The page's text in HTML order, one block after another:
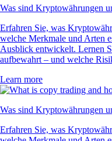
Was sind Kryptowährungen
Erfahren Sie, was
welche Merkmale und Arten
Ausblick entwickelt. Lernen
aufbewahrt – und welche
Learn more
Was sind Kryptowährungen
Erfahren Sie, was